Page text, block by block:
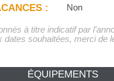
: Non
à titre indicatif par
dates souhaitées, merci de
ÉQUIPEMENTS